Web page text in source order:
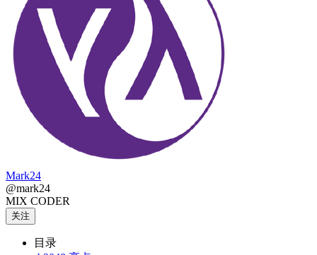
Mark24
@mark24
MIX CODER
关注
目录